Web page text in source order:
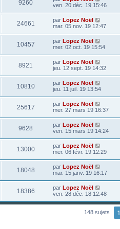
9260
ven. 20 déc. 19 15:46
24661 par Lopez Noël
mar. 05 nov. 19 12:47
10457 par Lopez Noël
mer. 02 oct. 19 15:54
8921 par Lopez Noël
jeu. 12 sept. 19 14:32
10810 par Lopez Noël
jeu. 11 juil. 19 13:54
25617 par Lopez Noël
mer. 27 mars 19 16:37
9628 par Lopez Noël
ven. 15 mars 19 14:24
13000 par Lopez Noël
mer. 06 févr. 19 12:29
18048 par Lopez Noël
mar. 15 janv. 19 16:17
18386 par Lopez Noël
ven. 28 déc. 18 12:48
148 sujets 1